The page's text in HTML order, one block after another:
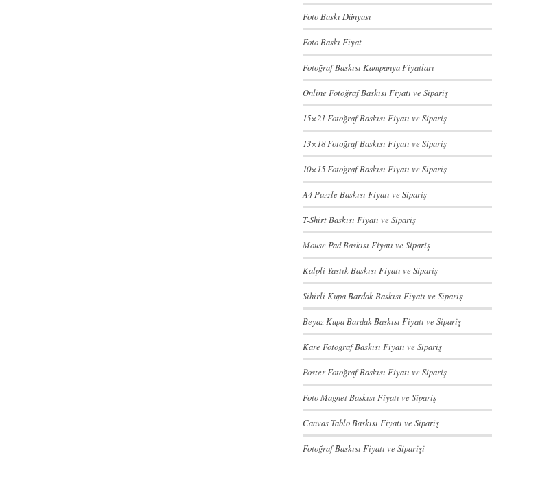
Foto Baskı Dünyası
Foto Baskı Fiyat
Fotoğraf Baskısı Kampanya Fiyatları
Online Fotoğraf Baskısı Fiyatı ve Sipariş
15×21 Fotoğraf Baskısı Fiyatı ve Sipariş
13×18 Fotoğraf Baskısı Fiyatı ve Sipariş
10×15 Fotoğraf Baskısı Fiyatı ve Sipariş
A4 Puzzle Baskısı Fiyatı ve Sipariş
T-Shirt Baskısı Fiyatı ve Sipariş
Mouse Pad Baskısı Fiyatı ve Sipariş
Kalpli Yastık Baskısı Fiyatı ve Sipariş
Sihirli Kupa Bardak Baskısı Fiyatı ve Sipariş
Beyaz Kupa Bardak Baskısı Fiyatı ve Sipariş
Kare Fotoğraf Baskısı Fiyatı ve Sipariş
Poster Fotoğraf Baskısı Fiyatı ve Sipariş
Foto Magnet Baskısı Fiyatı ve Sipariş
Canvas Tablo Baskısı Fiyatı ve Sipariş
Fotoğraf Baskısı Fiyatı ve Siparişi